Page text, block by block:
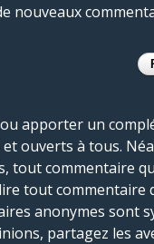
nouveaux
apporter un
ouverts à tous.
tout commentaire
tout commentaire
anonymes sont
partagez les